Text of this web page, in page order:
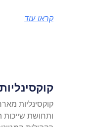
קראו עוד
קוקסינליות
ותחושת